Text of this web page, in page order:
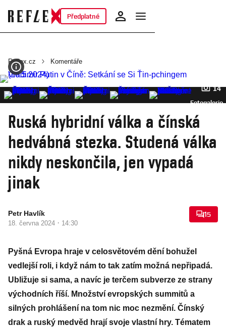
Předplatné
Reflex.cz Komentáře
14
Fotogalerie
Ruská hybridní válka a čínská
hedvábná stezka. Studená válka
nikdy neskončila, jen vypadá
jinak
Petr Havlík
18. června 2024 · 14:30
15
Pyšná Evropa hraje v celosvětovém dění bohužel
vedlejší roli, i když nám to tak zatím možná nepřipadá.
Ubližuje si sama, a navíc je terčem subverze ze strany
východních říší. Množství evropských summitů a
silných prohlášení na tom nic moc nezmění. Čínský
drak a ruský medvěd hrají svoje vlastní hry. Tématem